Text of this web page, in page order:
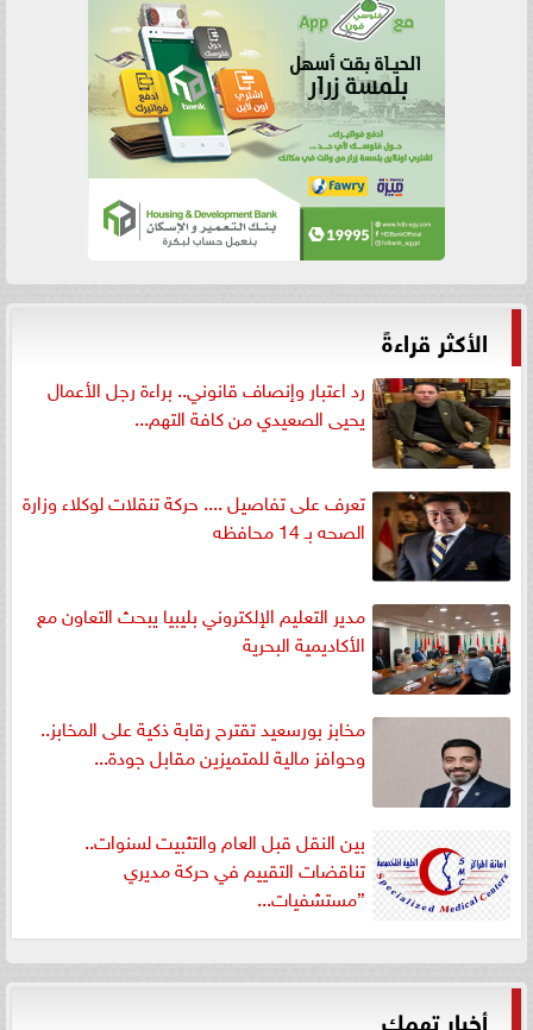
الأكثر قراءةً
رد اعتبار وإنصاف قانوني.. براءة رجل الأعمال
يحيى الصعيدي من كافة التهم...
تعرف على تفاصيل .... حركة تنقلات لوكلاء وزارة
الصحه بـ 14 محافظه
مدير التعليم الإلكتروني بليبيا يبحث التعاون مع
الأكاديمية البحرية
مخابز بورسعيد تقترح رقابة ذكية على المخابز..
وحوافز مالية للمتميزين مقابل جودة...
بين النقل قبل العام والتثبيت لسنوات..
تناقضات التقييم في حركة مديري
”مستشفيات...
أخبار تهمك